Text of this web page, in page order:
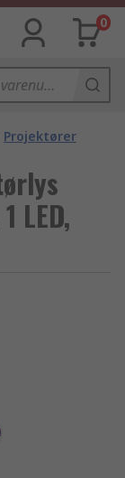
0
Projektører
LED,